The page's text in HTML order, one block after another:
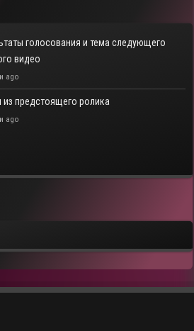
голосования и тема следующего
видео
ago
предстоящего ролика
ago